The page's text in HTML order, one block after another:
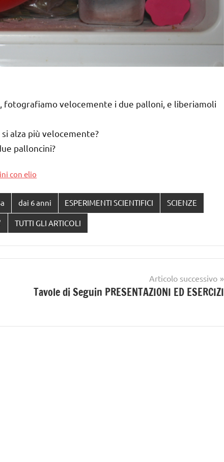
velocemente i due palloni, e liberiamoli
alza più velocemente?
palloncini?
con elio
dai 6 anni ESPERIMENTI SCIENTIFICI SCIENZE
TUTTI GLI ARTICOLI
Articolo successivo
Tavole di Seguin PRESENTAZIONI ED ESERCIZI